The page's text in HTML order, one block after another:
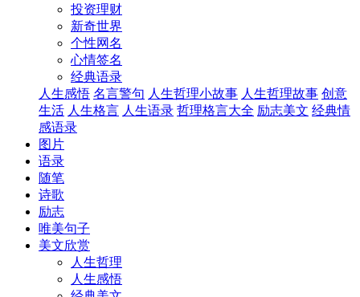
投资理财
新奇世界
个性网名
心情签名
经典语录
人生感悟 名言警句 人生哲理小故事 人生哲理故事 创意
生活 人生格言 人生语录 哲理格言大全 励志美文 经典情
感语录
图片
语录
随笔
诗歌
励志
唯美句子
美文欣赏
人生哲理
人生感悟